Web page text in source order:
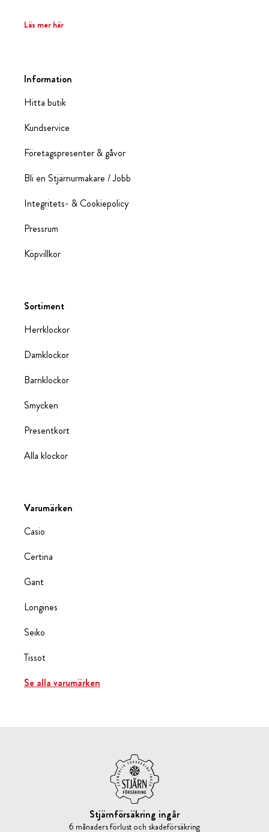
Läs mer här
Information
Hitta butik
Kundservice
Företagspresenter & gåvor
Bli en Stjärnurmakare / Jobb
Integritets- & Cookiepolicy
Pressrum
Köpvillkor
Sortiment
Herrklockor
Damklockor
Barnklockor
Smycken
Presentkort
Alla klockor
Varumärken
Casio
Certina
Gant
Longines
Seiko
Tissot
Se alla varumärken
Stjärnförsäkring ingår
6 månaders förlust och skadeförsäkring